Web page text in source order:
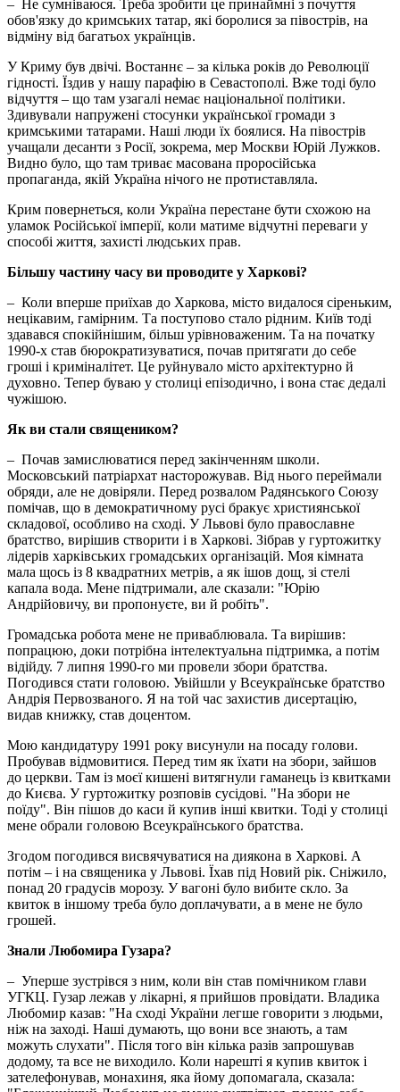
– Не сумніваюся. Треба зробити це принаймні з почуття
обов'язку до кримських татар, які боролися за півострів, на
відміну від багатьох українців.
У Криму був двічі. Востаннє – за кілька років до Революції
гідності. Їздив у нашу парафію в Севастополі. Вже тоді було
відчуття – що там узагалі немає національної політики.
Здивували напружені стосунки української громади з
кримськими татарами. Наші люди їх боялися. На півострів
учащали десанти з Росії, зокрема, мер Москви Юрій Лужков.
Видно було, що там триває масована проросійська
пропаганда, якій Україна нічого не протиставляла.
Крим повернеться, коли Україна перестане бути схожою на
уламок Російської імперії, коли матиме відчутні переваги у
способі життя, захисті людських прав.
Більшу частину часу ви проводите у Харкові?
– Коли вперше приїхав до Харкова, місто видалося сіреньким,
нецікавим, гамірним. Та поступово стало рідним. Київ тоді
здавався спокійнішим, більш урівноваженим. Та на початку
1990-х став бюрократизуватися, почав притягати до себе
гроші і криміналітет. Це руйнувало місто архітектурно й
духовно. Тепер буваю у столиці епізодично, і вона стає дедалі
чужішою.
Як ви стали священиком?
– Почав замислюватися перед закінченням школи.
Московський патріархат насторожував. Від нього переймали
обряди, але не довіряли. Перед розвалом Радянського Союзу
помічав, що в демократичному русі бракує християнської
складової, особливо на сході. У Львові було православне
братство, вирішив створити і в Харкові. Зібрав у гуртожитку
лідерів харківських громадських організацій. Моя кімната
мала щось із 8 квадратних метрів, а як ішов дощ, зі стелі
капала вода. Мене підтримали, але сказали: "Юрію
Андрійовичу, ви пропонуєте, ви й робіть".
Громадська робота мене не приваблювала. Та вирішив:
попрацюю, доки потрібна інтелектуальна підтримка, а потім
відійду. 7 липня 1990-го ми провели збори братства.
Погодився стати головою. Увійшли у Всеукраїнське братство
Андрія Первозваного. Я на той час захистив дисертацію,
видав книжку, став доцентом.
Мою кандидатуру 1991 року висунули на посаду голови.
Пробував відмовитися. Перед тим як їхати на збори, зайшов
до церкви. Там із моєї кишені витягнули гаманець із квитками
до Києва. У гуртожитку розповів сусідові. "На збори не
поїду". Він пішов до каси й купив інші квитки. Тоді у столиці
мене обрали головою Всеукраїнського братства.
Згодом погодився висвячуватися на диякона в Харкові. А
потім – і на священика у Львові. Їхав під Новий рік. Сніжило,
понад 20 градусів морозу. У вагоні було вибите скло. За
квиток в іншому треба було доплачувати, а в мене не було
грошей.
Знали Любомира Гузара?
– Уперше зустрівся з ним, коли він став помічником глави
УГКЦ. Гузар лежав у лікарні, я прийшов провідати. Владика
Любомир казав: "На сході України легше говорити з людьми,
ніж на заході. Наші думають, що вони все знають, а там
можуть слухати". Після того він кілька разів запрошував
додому, та все не виходило. Коли нарешті я купив квиток і
зателефонував, монахиня, яка йому допомагала, сказала: